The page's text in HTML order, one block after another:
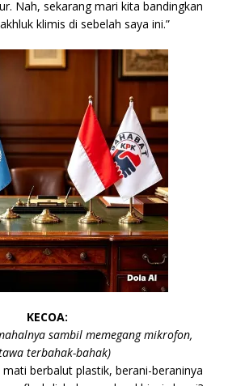
Nah, sekarang mari kita bandingkan
klimis di sebelah saya ini.”
KECOA:
sambil memegang mikrofon,
terbahak-bahak)
mati berbalut plastik, berani-beraninya